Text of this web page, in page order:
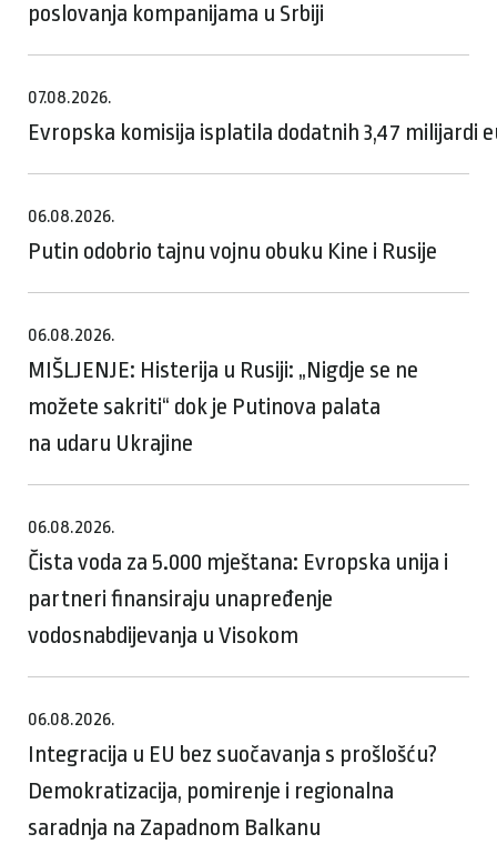
poslovanja kompanijama u Srbiji
07.08.2026.
Evropska komisija isplatila dodatnih 3,47 milijardi
06.08.2026.
Putin odobrio tajnu vojnu obuku Kine i Rusije
06.08.2026.
MIŠLJENJE: Histerija u Rusiji: „Nigdje se ne
možete sakriti“ dok je Putinova palata
na udaru Ukrajine
06.08.2026.
Čista voda za 5.000 mještana: Evropska unija i
partneri finansiraju unapređenje
vodosnabdijevanja u Visokom
06.08.2026.
Integracija u EU bez suočavanja s prošlošću?
Demokratizacija, pomirenje i regionalna
saradnja na Zapadnom Balkanu